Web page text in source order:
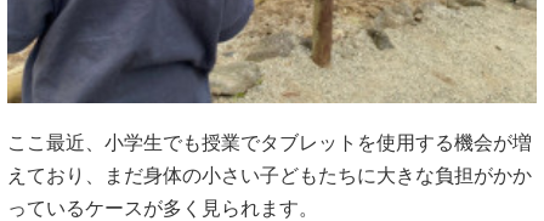
ここ最近、小学生でも授業でタブレットを使用する機会が増
えており、まだ身体の小さい子どもたちに大きな負担がかか
っているケースが多く見られます。